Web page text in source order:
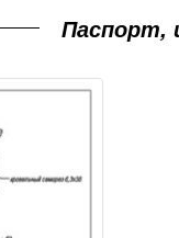
Паспорт,